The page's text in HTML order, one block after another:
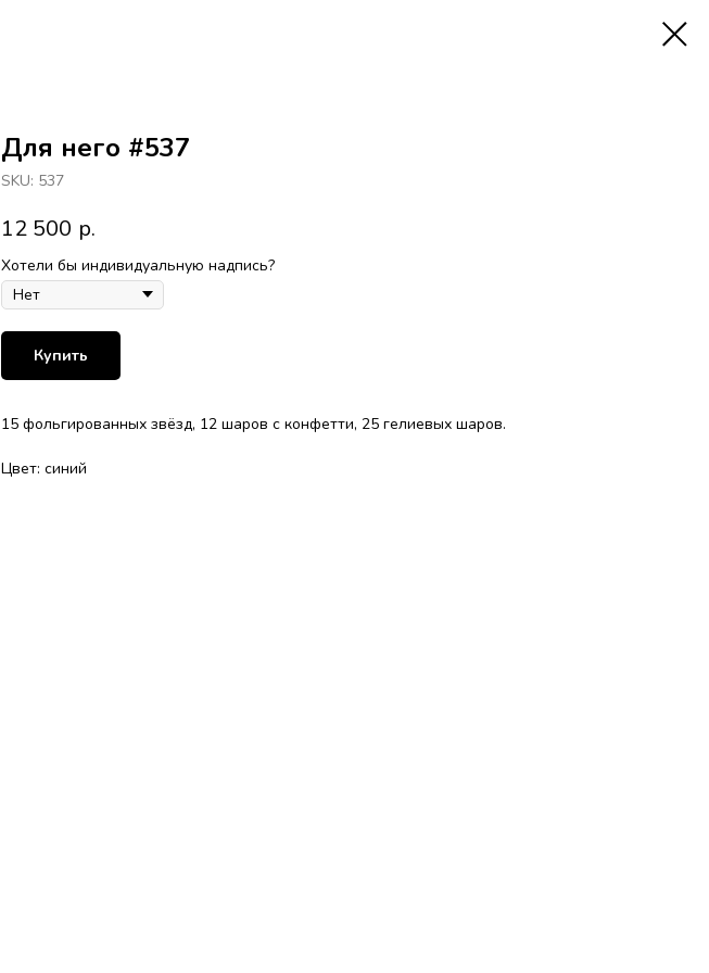
Для него #537
SKU: 537
12 500 р.
Хотели бы индивидуальную надпись?
Купить
15 фольгированных звёзд, 12 шаров с конфетти, 25 гелиевых шаров.
Цвет: синий